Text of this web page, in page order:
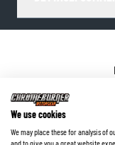
We use cookies
We may place these for analysis of
and to give you a great website